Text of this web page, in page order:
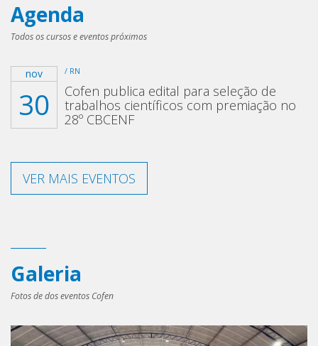
Agenda
Todos os cursos e eventos próximos
nov
30
/ RN
Cofen publica edital para seleção de
trabalhos científicos com premiação no
28º CBCENF
VER MAIS EVENTOS
Galeria
Fotos de dos eventos Cofen